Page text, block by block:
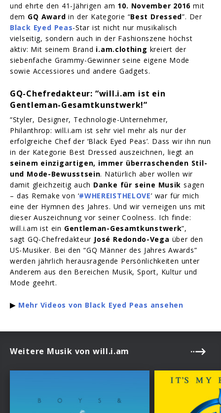
und ehrte den 41-Jährigen am 10. November 2016 mit
dem GQ Award in der Kategorie “Best Dressed”. Der
Black Eyed Peas-Star ist nicht nur musikalisch
vielseitig, sondern auch in der Fashionszene höchst
aktiv: Mit seinem Brand i.am.clothing kreiert der
siebenfache Grammy-Gewinner seine eigene Mode
sowie Accessiores und andere Gadgets.
GQ-Chefredakteur: “will.i.am ist ein
Gentleman-Gesamtkunstwerk!”
“Styler, Designer, Technologie-Unternehmer,
Philanthrop: will.i.am ist sehr viel mehr als nur der
erfolgreiche Chef der ‘Black Eyed Peas’. Dass wir ihn nun
in der Kategorie Best Dressed auszeichnen, liegt an
seinem einzigartigen, immer überraschenden Stil-
und Mode-Bewusstsein. Natürlich aber wollen wir
damit gleichzeitig auch Danke für seine Musik sagen
– das Remake von ‘#WHEREISTHELOVE’ war für mich
eine der Hymnen des Jahres. Und wir verneigen uns mit
dieser Auszeichnung vor seiner Coolness. Ich finde:
will.i.am ist ein Gentleman-Gesamtkunstwerk”,
sagt GQ-Chefredakteur José Redondo-Vega über den
US-Musiker. Bei den “GQ Männer des Jahres Awards”
werden jährlich herausragende Persönlichkeiten unter
Anderem aus den Bereichen Musik, Sport, Kultur und
Mode geehrt.
▶ Mehr Videos von Black Eyed Peas ansehen
Weitere Musik von will.i.am